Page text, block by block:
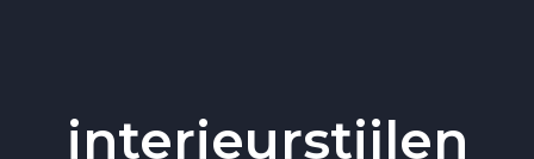
interieurstijlen